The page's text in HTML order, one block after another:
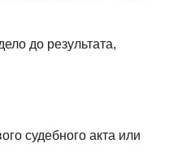
до результата,
судебного акта или